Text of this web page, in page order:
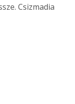
Csizmadia